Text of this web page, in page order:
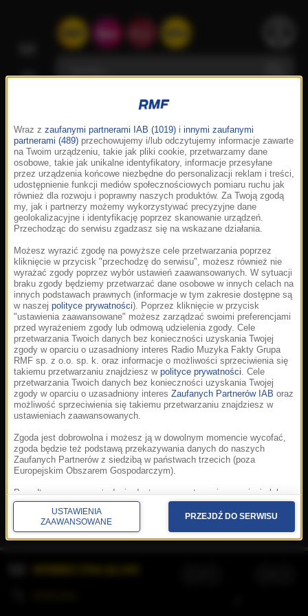
Korzystanie z portalu oznacza akceptację
Prywatność.Aplikacje.© 2026 Radio Muzyka
Fakty Grupa RMF sp. z o.o. sp. k.
Wraz z zaufanymi partnerami IAB (1019) i innymi zaufanymi
partnerami (489) przechowujemy i/lub odczytujemy informacje zawarte
na Twoim urządzeniu, takie jak pliki cookie, przetwarzamy dane
osobowe, takie jak unikalne identyfikatory, informacje przesyłane
przez urządzenia końcowe niezbędne do personalizacji reklam i treści,
udostępnienie funkcji mediów społecznościowych pomiaru ruchu jak
również dla rozwoju i poprawny naszych produktów. Za Twoją zgodą
my, jak i partnerzy możemy wykorzystywać precyzyjne dane
geolokalizacyjne i identyfikację poprzez skanowanie urządzeń.
Przechodząc do serwisu zgadzasz się na wskazane działania.
Możesz wyrazić zgodę na powyższe cele przetwarzania poprzez
kliknięcie w przycisk "przechodzę do serwisu", możesz również nie
wyrażać zgody poprzez wybór ustawień zaawansowanych. W sytuacji
braku zgody będziemy przetwarzać dane osobowe w innych celach na
innych podstawach prawnych (informacje w tym zakresie dostępne są
w naszej polityce prywatności). Poprzez kliknięcie w przycisk
"ustawienia zaawansowane" możesz zarządzać swoimi preferencjami
przed wyrażeniem zgody lub odmową udzielenia zgody. Cele
przetwarzania Twoich danych bez konieczności uzyskania Twojej
zgody w oparciu o uzasadniony interes Radio Muzyka Fakty Grupa
RMF sp. z o.o. sp. k. oraz informacje o możliwości sprzeciwienia się
takiemu przetwarzaniu znajdziesz w polityce prywatności. Cele
przetwarzania Twoich danych bez konieczności uzyskania Twojej
zgody w oparciu o uzasadniony interes Zaufanych Partnerów IAB oraz
możliwość sprzeciwienia się takiemu przetwarzaniu znajdziesz w
ustawieniach zaawansowanych.
Zgoda jest dobrowolna i możesz ją w dowolnym momencie wycofać,
zgoda będzie też podstawą przekazywania danych do naszych
Zaufanych Partnerów z siedzibą w państwach trzecich (poza
Europejskim Obszarem Gospodarczym).
Ponadto masz prawo żądania dostępu, sprostowania, usunięcia lub
ograniczenia przetwarzania danych, a także złożenia skargi do
Prezesa Urzędu Ochrony Danych Osobowych. W polityce prywatności
znajdziesz informacje jak wykonać swoje prawa. Szczegółowe
informacje na temat przetwarzania Twoich danych znajdują się w
USTAWIENIA
ZAAWANSOWANE
PRZEJDŹ DO SERWISU